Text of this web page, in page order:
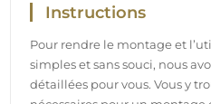
Instructions
Pour rendre le montage et
simples et sans souci, nous
détaillées pour vous. Vous y